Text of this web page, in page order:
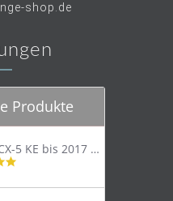
shop.de
Produkte
Mazda CX-5 KE bis 2017 Trittschutzleiste Edelstahl original
4.8
rating